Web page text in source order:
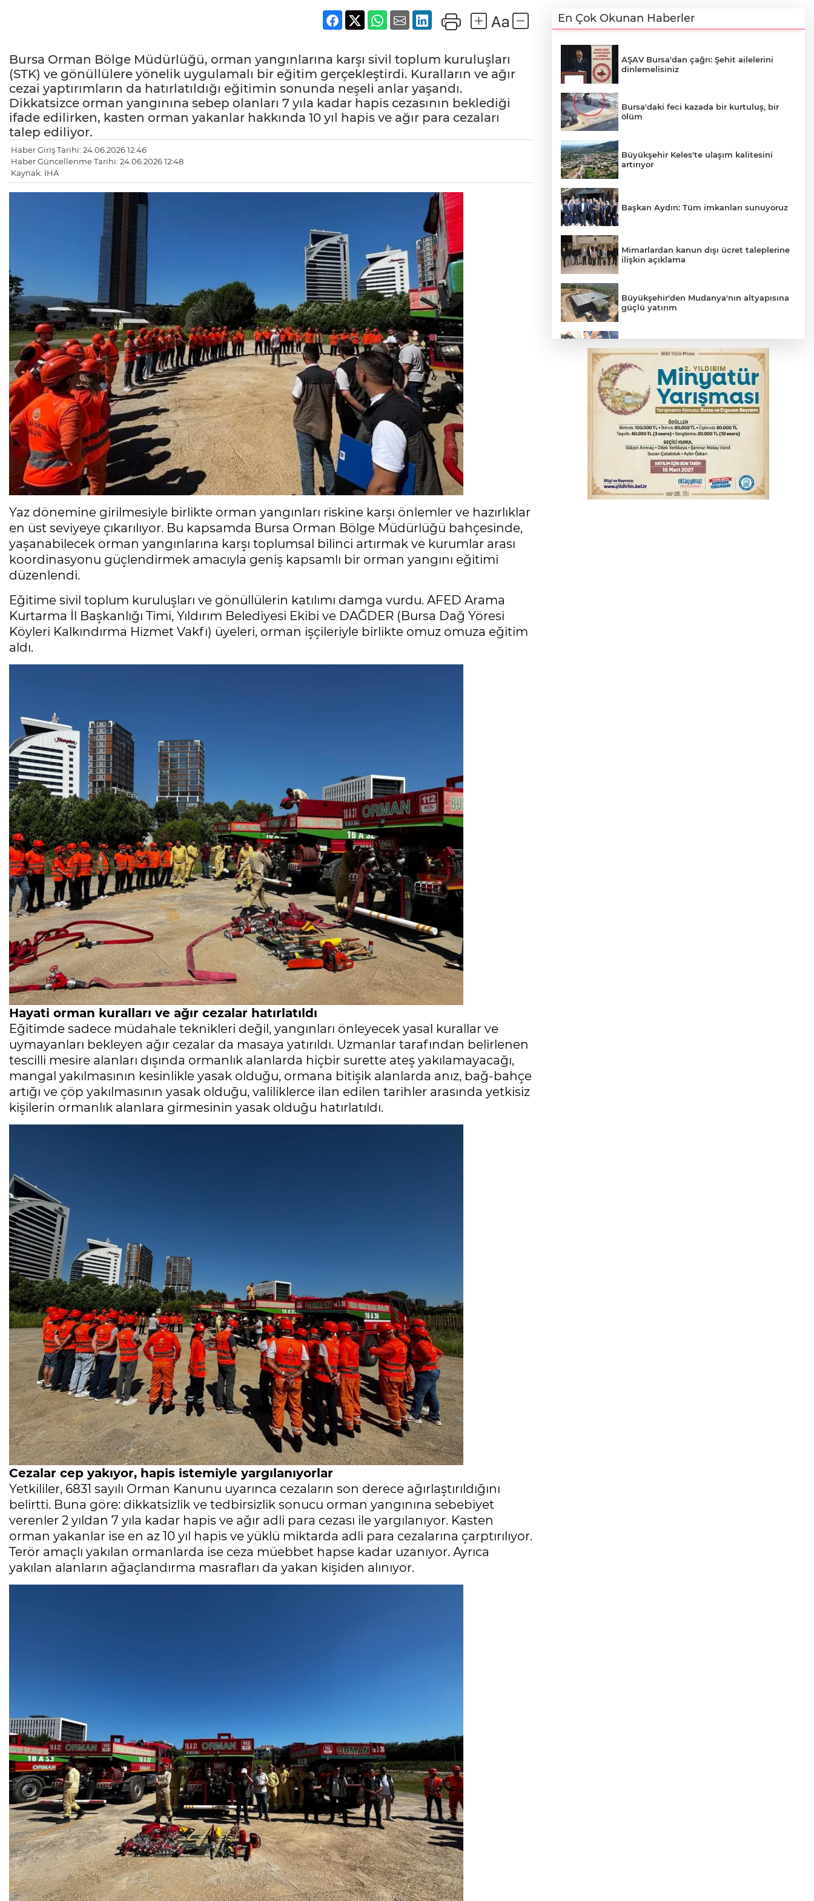
Bursa Orman Bölge Müdürlüğü, orman yangınlarına karşı sivil toplum kuruluşları
(STK) ve gönüllülere yönelik uygulamalı bir eğitim gerçekleştirdi. Kuralların ve ağır
cezai yaptırımların da hatırlatıldığı eğitimin sonunda neşeli anlar yaşandı.
Dikkatsizce orman yangınına sebep olanları 7 yıla kadar hapis cezasının beklediği
ifade edilirken, kasten orman yakanlar hakkında 10 yıl hapis ve ağır para cezaları
talep ediliyor.
Haber Giriş Tarihi: 24.06.2026 12:46
Haber Güncellenme Tarihi: 24.06.2026 12:48
Kaynak: İHA
Yaz dönemine girilmesiyle birlikte orman yangınları riskine karşı önlemler ve hazırlıklar
en üst seviyeye çıkarılıyor. Bu kapsamda Bursa Orman Bölge Müdürlüğü bahçesinde,
yaşanabilecek orman yangınlarına karşı toplumsal bilinci artırmak ve kurumlar arası
koordinasyonu güçlendirmek amacıyla geniş kapsamlı bir orman yangını eğitimi
düzenlendi.
Eğitime sivil toplum kuruluşları ve gönüllülerin katılımı damga vurdu. AFED Arama
Kurtarma İl Başkanlığı Timi, Yıldırım Belediyesi Ekibi ve DAĞDER (Bursa Dağ Yöresi
Köyleri Kalkındırma Hizmet Vakfı) üyeleri, orman işçileriyle birlikte omuz omuza eğitim
aldı.
Hayati orman kuralları ve ağır cezalar hatırlatıldı
Eğitimde sadece müdahale teknikleri değil, yangınları önleyecek yasal kurallar ve
uymayanları bekleyen ağır cezalar da masaya yatırıldı. Uzmanlar tarafından belirlenen
tescilli mesire alanları dışında ormanlık alanlarda hiçbir surette ateş yakılamayacağı,
mangal yakılmasının kesinlikle yasak olduğu, ormana bitişik alanlarda anız, bağ-bahçe
artığı ve çöp yakılmasının yasak olduğu, valiliklerce ilan edilen tarihler arasında yetkisiz
kişilerin ormanlık alanlara girmesinin yasak olduğu hatırlatıldı.
Cezalar cep yakıyor, hapis istemiyle yargılanıyorlar
Yetkililer, 6831 sayılı Orman Kanunu uyarınca cezaların son derece ağırlaştırıldığını
belirtti. Buna göre: dikkatsizlik ve tedbirsizlik sonucu orman yangınına sebebiyet
verenler 2 yıldan 7 yıla kadar hapis ve ağır adli para cezası ile yargılanıyor. Kasten
orman yakanlar ise en az 10 yıl hapis ve yüklü miktarda adli para cezalarına çarptırılıyor.
Terör amaçlı yakılan ormanlarda ise ceza müebbet hapse kadar uzanıyor. Ayrıca
yakılan alanların ağaçlandırma masrafları da yakan kişiden alınıyor.
En Çok Okunan Haberler
AŞAV Bursa'dan çağrı: Şehit ailelerini
dinlemelisiniz
Bursa'daki feci kazada bir kurtuluş, bir
ölüm
Büyükşehir Keles'te ulaşım kalitesini
artırıyor
Başkan Aydın: Tüm imkanları sunuyoruz
Mimarlardan kanun dışı ücret taleplerine
ilişkin açıklama
Büyükşehir'den Mudanya'nın altyapısına
güçlü yatırım
donduran ifade
Osmangazi’de yeşil alanlar titizlikle
korunuyor
Bursa'da akıma kapılan mühendis ağır
yaralandı
Bursa'da tavuk çiftliğinde yangın